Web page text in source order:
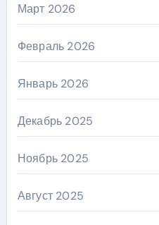
Март 2026
Февраль 2026
Январь 2026
Декабрь 2025
Ноябрь 2025
Август 2025